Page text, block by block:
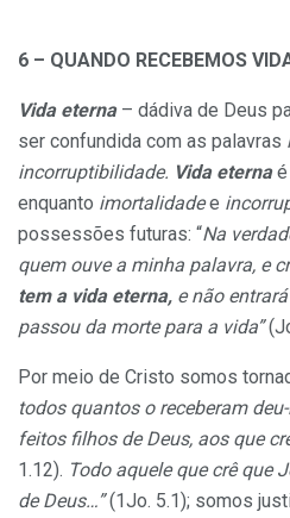
6 – QUANDO RECEBEMOS
Vida eterna – dádiva de Deus
ser confundida com as palavras
incorruptibilidade. Vida eterna
enquanto imortalidadee
possessões futuras: “Na
quem ouve a minha palavra, e
tem a vida eterna, e não
passou da morte para a vida”
Por meio de Cristo somos
todos quantos o receberam
feitos filhos de Deus, aos que
1.12). Todo aquele que crê que
de Deus…”(1Jo. 5.1); somos